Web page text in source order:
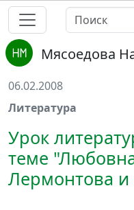
Мясоедова
06.02.2008
Литература
Урок
теме
Лермонтова и